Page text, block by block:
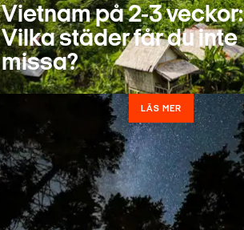
Vietnam på 2-3 veckor:
Vilka städer får du inte
missa?
LÄS MER